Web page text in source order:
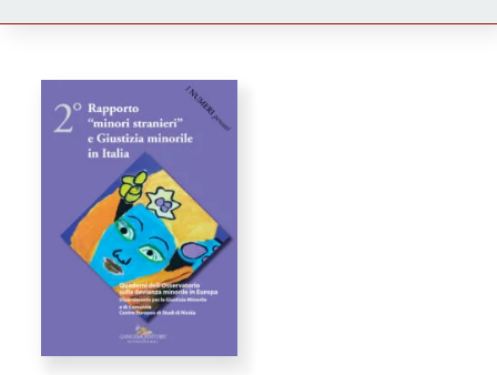
Autori
Proposte di pubblicazione
Gangemi Editore
Newsletter